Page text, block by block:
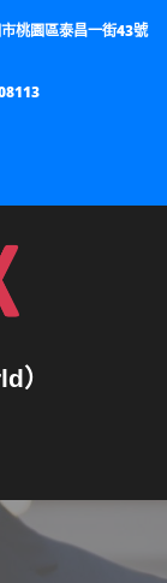
桃園區泰昌一街43號
）